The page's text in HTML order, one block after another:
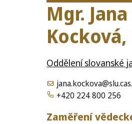
Mgr. Jana
Kocková,
Oddělení slovanské
+420 224 800 256
Zaměření